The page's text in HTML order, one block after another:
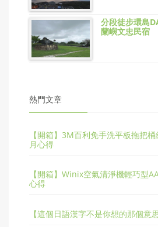
分段徒步環島
蘭嶼文忠民宿
熱門文章
【開箱】3M百利免手洗平板拖把
月心得
【開箱】Winix空氣清淨機輕巧型
心得
【這個日語漢字不是你想的那個意